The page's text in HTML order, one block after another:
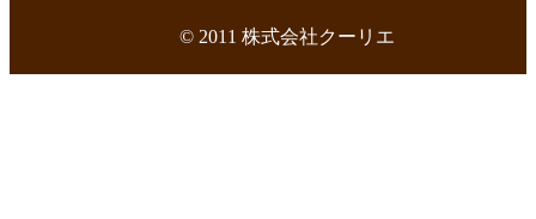
© 2011 株式会社クーリエ